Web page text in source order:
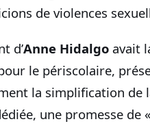
de violences
d’Anne Hidalgo avait
le périscolaire,
la simplification de
une promesse de